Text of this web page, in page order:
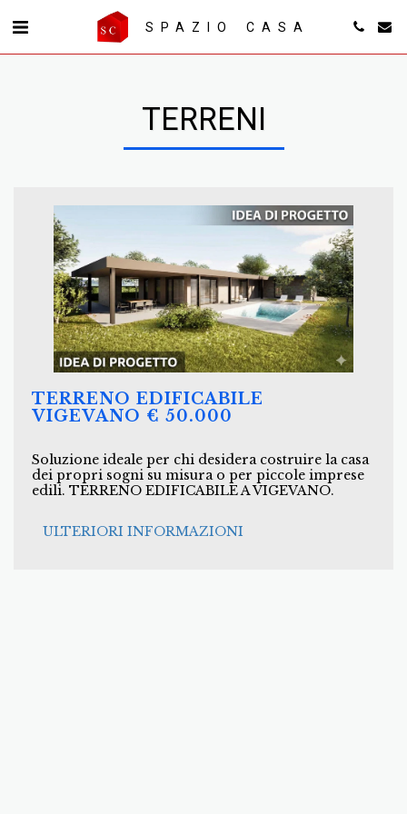
SPAZIO CASA
TERRENI
TERRENO EDIFICABILE
VIGEVANO € 50.000
Soluzione ideale per chi desidera costruire la casa
dei propri sogni su misura o per piccole imprese
edili. TERRENO EDIFICABILE A VIGEVANO.
ULTERIORI INFORMAZIONI